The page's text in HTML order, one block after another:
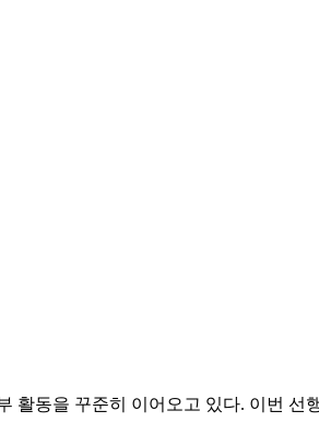
동을 꾸준히 이어오고 있다. 이번